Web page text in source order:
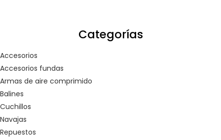
Categorías
Accesorios
Accesorios fundas
Armas de aire comprimido
Balines
Cuchillos
Navajas
Repuestos